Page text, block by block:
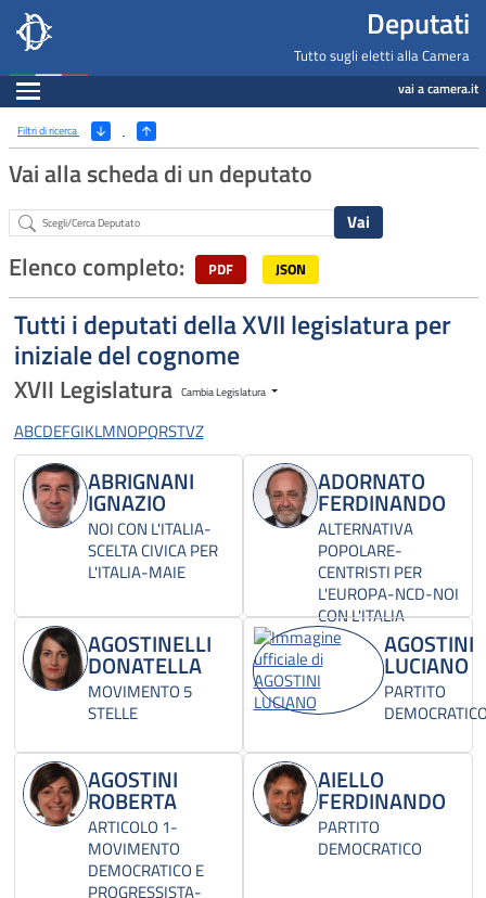
Deputati, Camera dei Deputati -
Salta al contenuto principale
Salta al menu di navigazione Deputati
Tutto sugli eletti alla Camera
Espandi vai a camera.it
Ricerca
Filtri di ricerca (Apri/Chiudi filtri)
Vai alla scheda di un deputato
Abstract
Elenco completo: PDF JSON
Tutti i deputati della XVII legislatura per
iniziale del cognome
XVII Legislatura Cambia Legislatura
ABCDEFGIKLMNOPQRSTVZ
ABRIGNANI
IGNAZIO
NOI CON L'ITALIA-
SCELTA CIVICA PER
L'ITALIA-MAIE
ADORNATO
FERDINANDO
ALTERNATIVA
POPOLARE-
CENTRISTI PER
L'EUROPA-NCD-NOI
CON L'ITALIA
AGOSTINELLI
DONATELLA
MOVIMENTO 5
STELLE
AGOSTINI
LUCIANO
PARTITO
AGOSTINI
ROBERTA
ARTICOLO 1-
MOVIMENTO
DEMOCRATICO E
PROGRESSISTA-
AIELLO
FERDINANDO
PARTITO
DEMOCRATICO
Navigazione pagine di servizio
Fine pagina
Salta al contenuto principale
Salta al menu di navigazione
Vai a inizio pagina